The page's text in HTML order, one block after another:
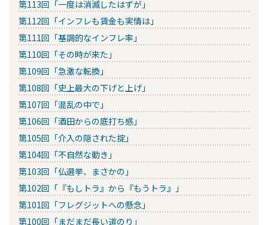
第113回「一度は消滅したはずが」
第112回「インフレも賃金も実情は」
第111回「基調的なインフレ率」
第110回「その時が来た」
第109回「急激な転換」
第108回「史上最大の下げと上げ」
第107回「混乱の中で」
第106回「酒田からの底打ち感」
第105回「介入の隠された掟」
第104回「不自然な動き」
第103回「仏選挙、まさかの」
第102回「『もしトラ』から『もうトラ』」
第101回「フレグジットへの懸念」
第100回「まだまだ長い道のり」